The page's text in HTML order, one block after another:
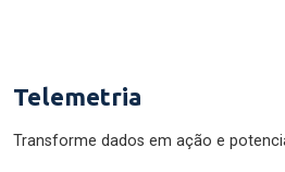
Telemetria
Transforme dados em ação e